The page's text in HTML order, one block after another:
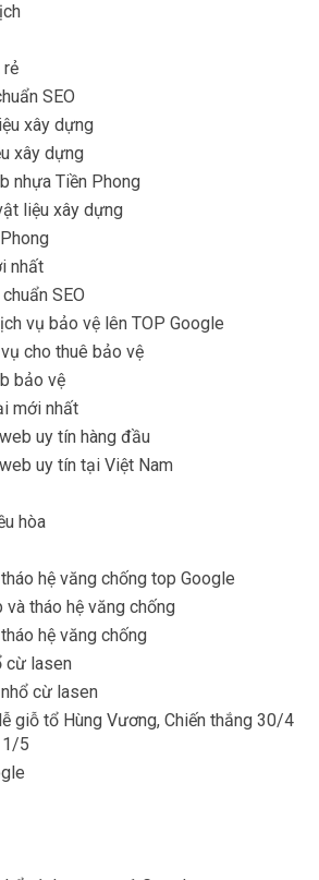
SEO
xây dựng
xây dựng
nhựa Tiền Phong
liệu xây dựng
nhất
SEO
vụ bảo vệ lên TOP Google
cho thuê bảo vệ
bảo vệ
mới nhất
uy tín hàng đầu
uy tín tại Việt Nam
hòa
hệ văng chống top Google
tháo hệ văng chống
hệ văng chống
cừ lasen
cừ lasen
giỗ tổ Hùng Vương, Chiến thắng 30/4
1/5